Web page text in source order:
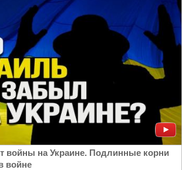
войны на Украине. Подлинные корни
войне